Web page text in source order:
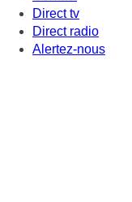
Direct tv
Direct radio
Alertez-nous